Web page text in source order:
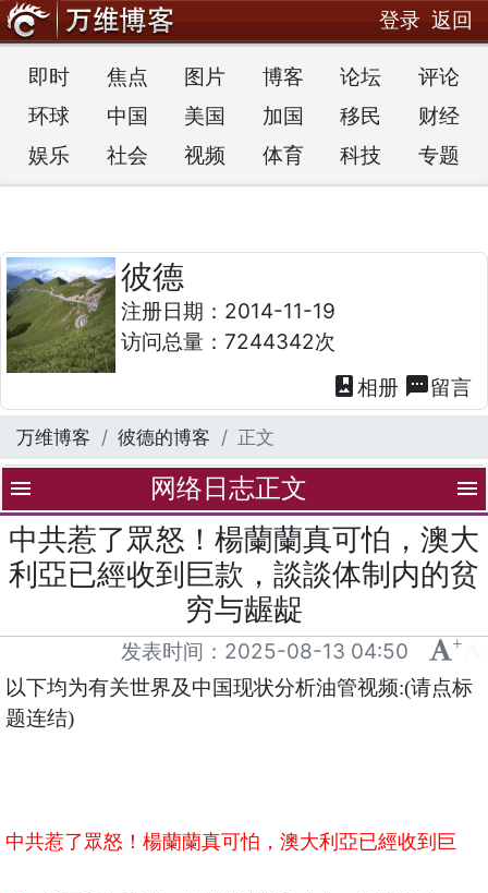
登录 返回
即时 焦点 图片 博客 论坛
评论
环球
中国 美国 加国 移民
财经
娱乐
社会 视频 体育 科技 专题
彼德
注册日期：2014-11-19
访问总量：7244342次
photo_album 相册 textsms留言
万维博客 彼德的博客 正文
menu 网络日志正文 menu
中共惹了眾怒！楊蘭蘭真可怕，澳大
利亞已經收到巨款，談談体制内的贫
穷与龌龊
发表时间： 2025-08-13 04:50 +
以下均为有关世界及中国现状分析油管视频:(请点标
题连结)
中共惹了眾怒！楊蘭蘭真可怕，澳大利亞已經收到巨